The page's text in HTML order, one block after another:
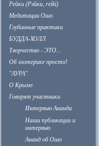
Рейки (Рэйки, reiki)
Медитации Ошо
Глубинные практики
БУДДА-ХОЛЛ
Творчество - ЭТО...
Об эзотерике просто!
"АУРА"
О Крыме
Говорят участники
Интервью Ананда
Наши публикации и
интервью
Ананд об Ошо